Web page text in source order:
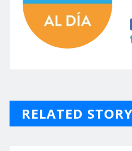
RELATED STORY